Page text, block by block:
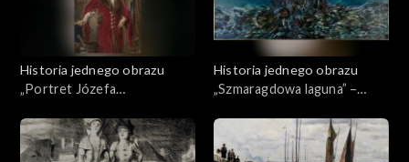
Historia jednego obrazu
„Portret Józefa
Matejko
Historia jednego obrazu
„Szmaragdowa laguna” –